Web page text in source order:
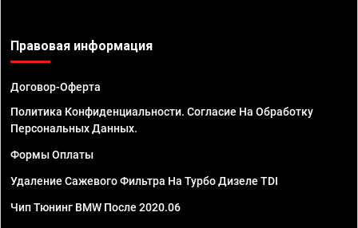
Правовая информация
Договор-Оферта
Политика Конфиденциальности. Согласие На Обработку
Персональных Данных.
Формы Оплаты
Удаление Сажевого Фильтра На Турбо Дизеле TDI
Чип Тюнинг BMW После 2020.06